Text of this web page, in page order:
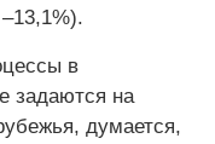
в
задаются на
думается,